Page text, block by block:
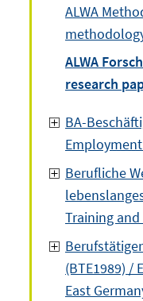
ALWA
ALWA
research
BA-
Berufliche
Training
(BTE1989) /
East